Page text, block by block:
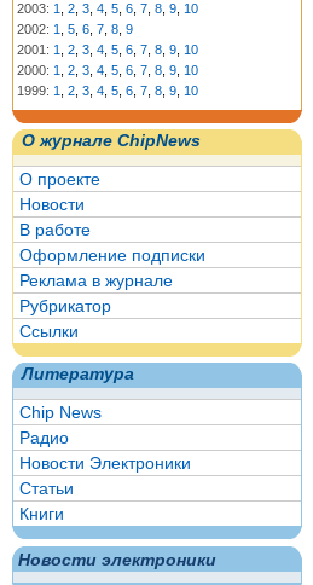
2003: 1 2 3 4 5 6 7 8 9 10
2002: 1 5 6 7 8 9
2001: 1 2 3 4 5 6 7 8 9 10
2000: 1 2 3 4 5 6 7 8 9 10
1999: 1 2 3 4 5 6 7 8 9 10
О журнале ChipNews
О проекте
Новости
В работе
Оформление подписки
Реклама в журнале
Рубрикатор
Ссылки
Литература
Chip News
Радио
Новости Электроники
Статьи
Книги
Новости электроники